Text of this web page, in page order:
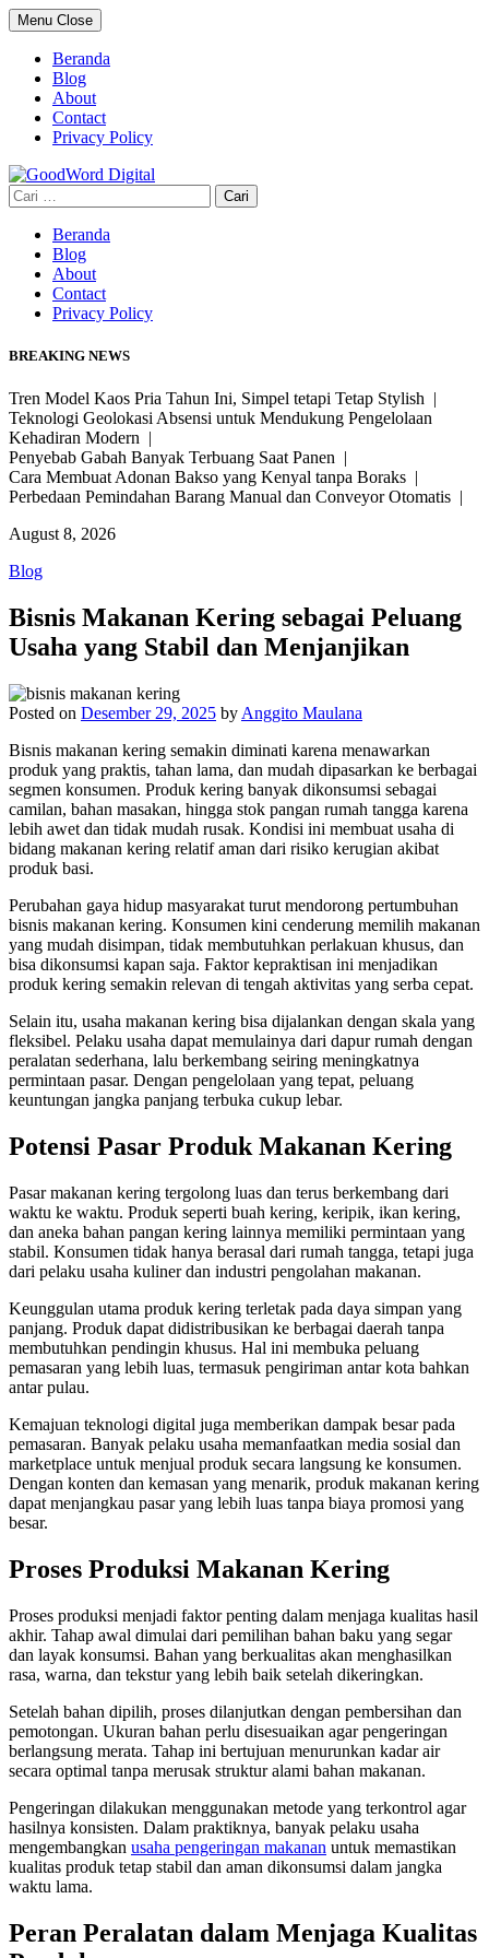
Skip
to
content
Menu Close
Beranda
Blog
About
Contact
Privacy Policy
Cari
untuk:
Beranda
Blog
About
Contact
Privacy Policy
BREAKING NEWS
Tren Model Kaos Pria Tahun Ini, Simpel tetapi Tetap Stylish |
Teknologi Geolokasi Absensi untuk Mendukung Pengelolaan
Kehadiran Modern |
Penyebab Gabah Banyak Terbuang Saat Panen |
Cara Membuat Adonan Bakso yang Kenyal tanpa Boraks |
Perbedaan Pemindahan Barang Manual dan Conveyor Otomatis |
August 8, 2026
Blog
Bisnis Makanan Kering sebagai Peluang
Usaha yang Stabil dan Menjanjikan
Posted on Desember 29, 2025 by Anggito Maulana
Bisnis makanan kering semakin diminati karena menawarkan
produk yang praktis, tahan lama, dan mudah dipasarkan ke berbagai
segmen konsumen. Produk kering banyak dikonsumsi sebagai
camilan, bahan masakan, hingga stok pangan rumah tangga karena
lebih awet dan tidak mudah rusak. Kondisi ini membuat usaha di
bidang makanan kering relatif aman dari risiko kerugian akibat
produk basi.
Perubahan gaya hidup masyarakat turut mendorong pertumbuhan
bisnis makanan kering. Konsumen kini cenderung memilih makanan
yang mudah disimpan, tidak membutuhkan perlakuan khusus, dan
bisa dikonsumsi kapan saja. Faktor kepraktisan ini menjadikan
produk kering semakin relevan di tengah aktivitas yang serba cepat.
Selain itu, usaha makanan kering bisa dijalankan dengan skala yang
fleksibel. Pelaku usaha dapat memulainya dari dapur rumah dengan
peralatan sederhana, lalu berkembang seiring meningkatnya
permintaan pasar. Dengan pengelolaan yang tepat, peluang
keuntungan jangka panjang terbuka cukup lebar.
Potensi Pasar Produk Makanan Kering
Pasar makanan kering tergolong luas dan terus berkembang dari
waktu ke waktu. Produk seperti buah kering, keripik, ikan kering,
dan aneka bahan pangan kering lainnya memiliki permintaan yang
stabil. Konsumen tidak hanya berasal dari rumah tangga, tetapi juga
dari pelaku usaha kuliner dan industri pengolahan makanan.
Keunggulan utama produk kering terletak pada daya simpan yang
panjang. Produk dapat didistribusikan ke berbagai daerah tanpa
membutuhkan pendingin khusus. Hal ini membuka peluang
pemasaran yang lebih luas, termasuk pengiriman antar kota bahkan
antar pulau.
Kemajuan teknologi digital juga memberikan dampak besar pada
pemasaran. Banyak pelaku usaha memanfaatkan media sosial dan
marketplace untuk menjual produk secara langsung ke konsumen.
Dengan konten dan kemasan yang menarik, produk makanan kering
dapat menjangkau pasar yang lebih luas tanpa biaya promosi yang
besar.
Proses Produksi Makanan Kering
Proses produksi menjadi faktor penting dalam menjaga kualitas hasil
akhir. Tahap awal dimulai dari pemilihan bahan baku yang segar
dan layak konsumsi. Bahan yang berkualitas akan menghasilkan
rasa, warna, dan tekstur yang lebih baik setelah dikeringkan.
Setelah bahan dipilih, proses dilanjutkan dengan pembersihan dan
pemotongan. Ukuran bahan perlu disesuaikan agar pengeringan
berlangsung merata. Tahap ini bertujuan menurunkan kadar air
secara optimal tanpa merusak struktur alami bahan makanan.
Pengeringan dilakukan menggunakan metode yang terkontrol agar
hasilnya konsisten. Dalam praktiknya, banyak pelaku usaha
mengembangkan usaha pengeringan makanan untuk memastikan
kualitas produk tetap stabil dan aman dikonsumsi dalam jangka
waktu lama.
Peran Peralatan dalam Menjaga Kualitas